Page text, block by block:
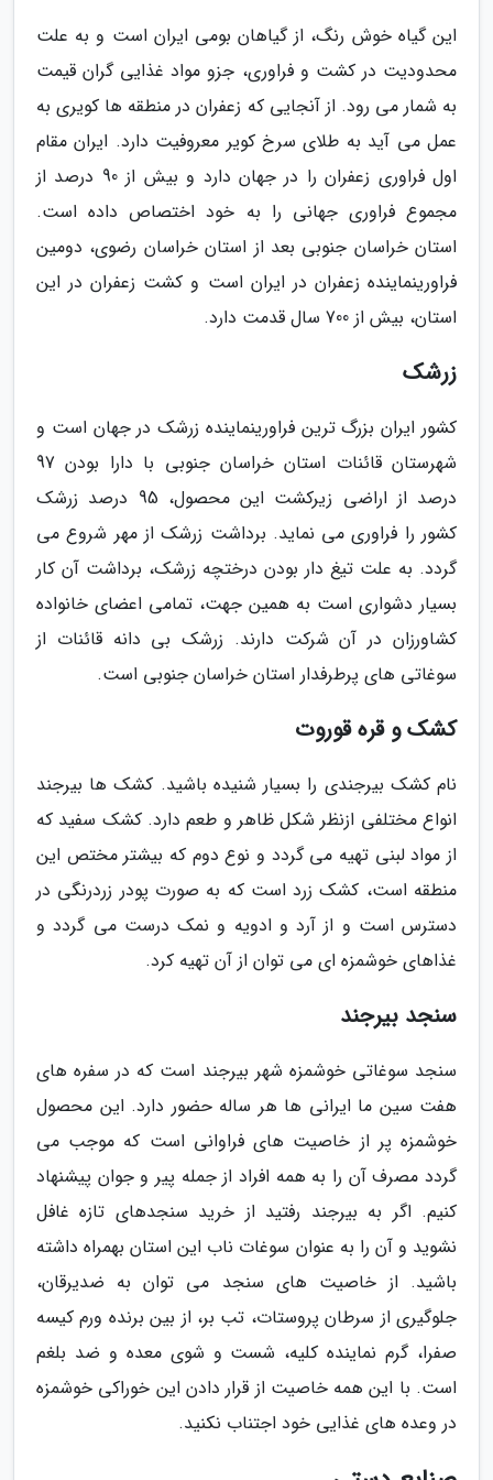
این گیاه خوش رنگ، از گیاهان بومی ایران است و به علت
محدودیت در کشت و فراوری، جزو مواد غذایی گران قیمت
به شمار می رود. از آنجایی که زعفران در منطقه ها کویری به
عمل می آید به طلای سرخ کویر معروفیت دارد. ایران مقام
اول فراوری زعفران را در جهان دارد و بیش از 90 درصد از
مجموع فراوری جهانی را به خود اختصاص داده است.
استان خراسان جنوبی بعد از استان خراسان رضوی، دومین
فراورینماینده زعفران در ایران است و کشت زعفران در این
استان، بیش از 700 سال قدمت دارد.
زرشک
کشور ایران بزرگ ترین فراورینماینده زرشک در جهان است و
شهرستان قائنات استان خراسان جنوبی با دارا بودن 97
درصد از اراضی زیرکشت این محصول، 95 درصد زرشک
کشور را فراوری می نماید. برداشت زرشک از مهر شروع می
گردد. به علت تیغ دار بودن درختچه زرشک، برداشت آن کار
بسیار دشواری است به همین جهت، تمامی اعضای خانواده
کشاورزان در آن شرکت دارند. زرشک بی دانه قائنات از
سوغاتی های پرطرفدار استان خراسان جنوبی است.
کشک و قره قوروت
نام کشک بیرجندی را بسیار شنیده باشید. کشک ها بیرجند
انواع مختلفی ازنظر شکل ظاهر و طعم دارد. کشک سفید که
از مواد لبنی تهیه می گردد و نوع دوم که بیشتر مختص این
منطقه است، کشک زرد است که به صورت پودر زردرنگی در
دسترس است و از آرد و ادویه و نمک درست می گردد و
غذاهای خوشمزه ای می توان از آن تهیه کرد.
سنجد بیرجند
سنجد سوغاتی خوشمزه شهر بیرجند است که در سفره های
هفت سین ما ایرانی ها هر ساله حضور دارد. این محصول
خوشمزه پر از خاصیت های فراوانی است که موجب می
گردد مصرف آن را به همه افراد از جمله پیر و جوان پیشنهاد
کنیم. اگر به بیرجند رفتید از خرید سنجدهای تازه غافل
نشوید و آن را به عنوان سوغات ناب این استان بهمراه داشته
باشید. از خاصیت های سنجد می توان به ضدیرقان،
جلوگیری از سرطان پروستات، تب بر، از بین برنده ورم کیسه
صفرا، گرم نماینده کلیه، شست و شوی معده و ضد بلغم
است. با این همه خاصیت از قرار دادن این خوراکی خوشمزه
در وعده های غذایی خود اجتناب نکنید.